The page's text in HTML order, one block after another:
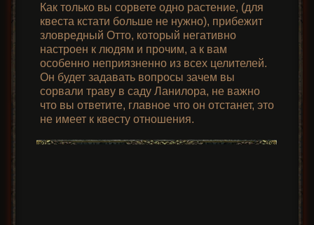
Как только вы сорвете одно растение, (для
квеста кстати больше не нужно), прибежит
зловредный Отто, который негативно
настроен к людям и прочим, а к вам
особенно неприязненно из всех целителей.
Он будет задавать вопросы зачем вы
сорвали траву в саду Ланилора, не важно
что вы ответите, главное что он отстанет, это
не имеет к квесту отношения.